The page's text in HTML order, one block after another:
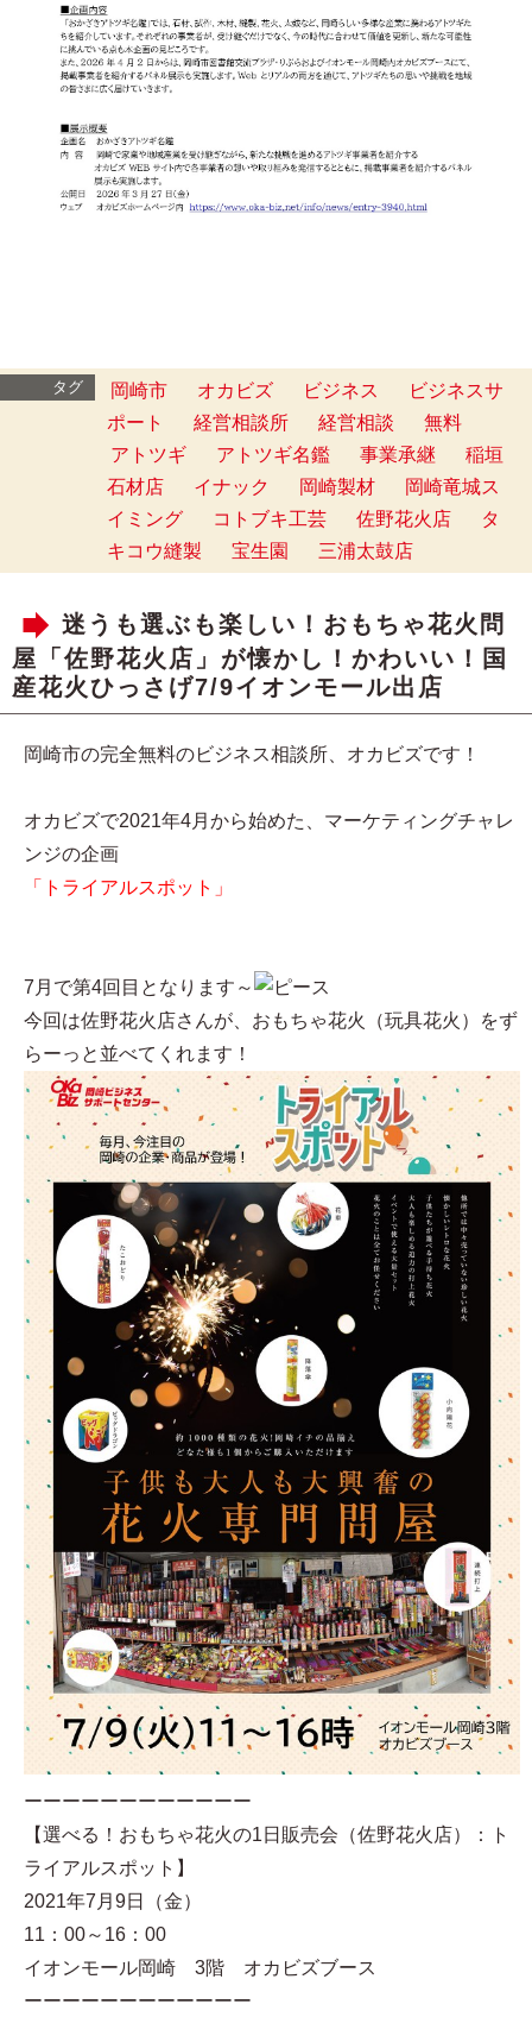
タグ 岡崎市 オカビズ ビジネス
ビジネスサ
ポート
経営相談所 経営相談
無料
アトツギ
アトツギ名鑑 事業承継
稲垣
石材店
イナック 岡崎製材
岡崎竜城ス
イミング
コトブキ工芸 佐野花火店
タ
キコウ縫製
宝生園 三浦太鼓店
迷うも選ぶも楽しい！おもちゃ花火問
屋「佐野花火店」が懐かし！かわいい！国
産花火ひっさげ7/9イオンモール出店
岡崎市の完全無料のビジネス相談所、オカビズです！
オカビズで2021年4月から始めた、マーケティングチャレ
ンジの企画
「トライアルスポット」
7月で第4回目となります～
今回は佐野花火店さんが、おもちゃ花火（玩具花火）をず
らーっと並べてくれます！
ーーーーーーーーーーーー
【選べる！おもちゃ花火の1日販売会（佐野花火店）：ト
ライアルスポット】
2021年7月9日（金）
11：00～16：00
イオンモール岡崎 3階 オカビズブース
ーーーーーーーーーーーー